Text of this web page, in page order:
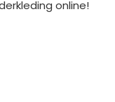
online!